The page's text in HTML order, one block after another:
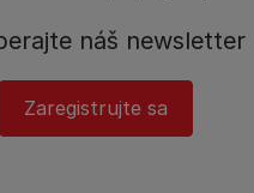
náš newsletter
Zaregistrujte sa